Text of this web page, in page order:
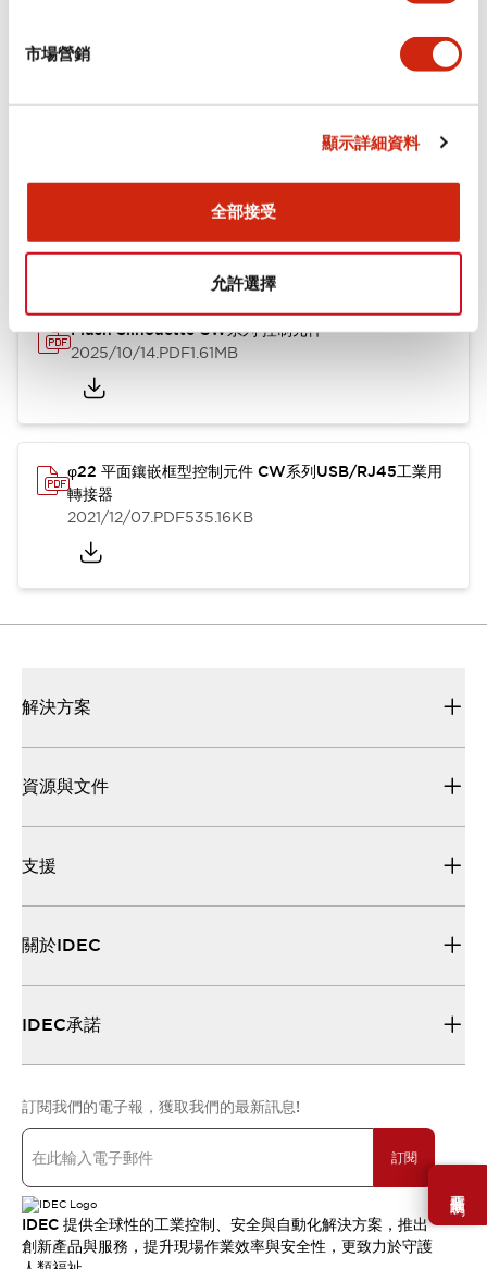
市場營銷
顯示詳細資料
全部接受
允許選擇
需要幫助嗎？
型錄和宣傳手冊 CAD檔 認證與標準
Flush Silhouette CW系列 控制元件
2025/10/14.PDF1.61MB
φ22 平面鑲嵌框型控制元件 CW系列USB/RJ45工業用
轉接器
2021/12/07.PDF535.16KB
解決方案
資源與文件
支援
關於IDEC
IDEC承諾
訂閱我們的電子報，獲取我們的最新訊息!
訂閱
IDEC 提供全球性的工業控制、安全與自動化解決方案，推出
創新產品與服務，提升現場作業效率與安全性，更致力於守護